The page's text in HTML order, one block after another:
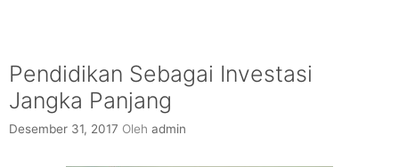
Pendidikan Sebagai Investasi
Jangka Panjang
Desember 31, 2017 Oleh admin